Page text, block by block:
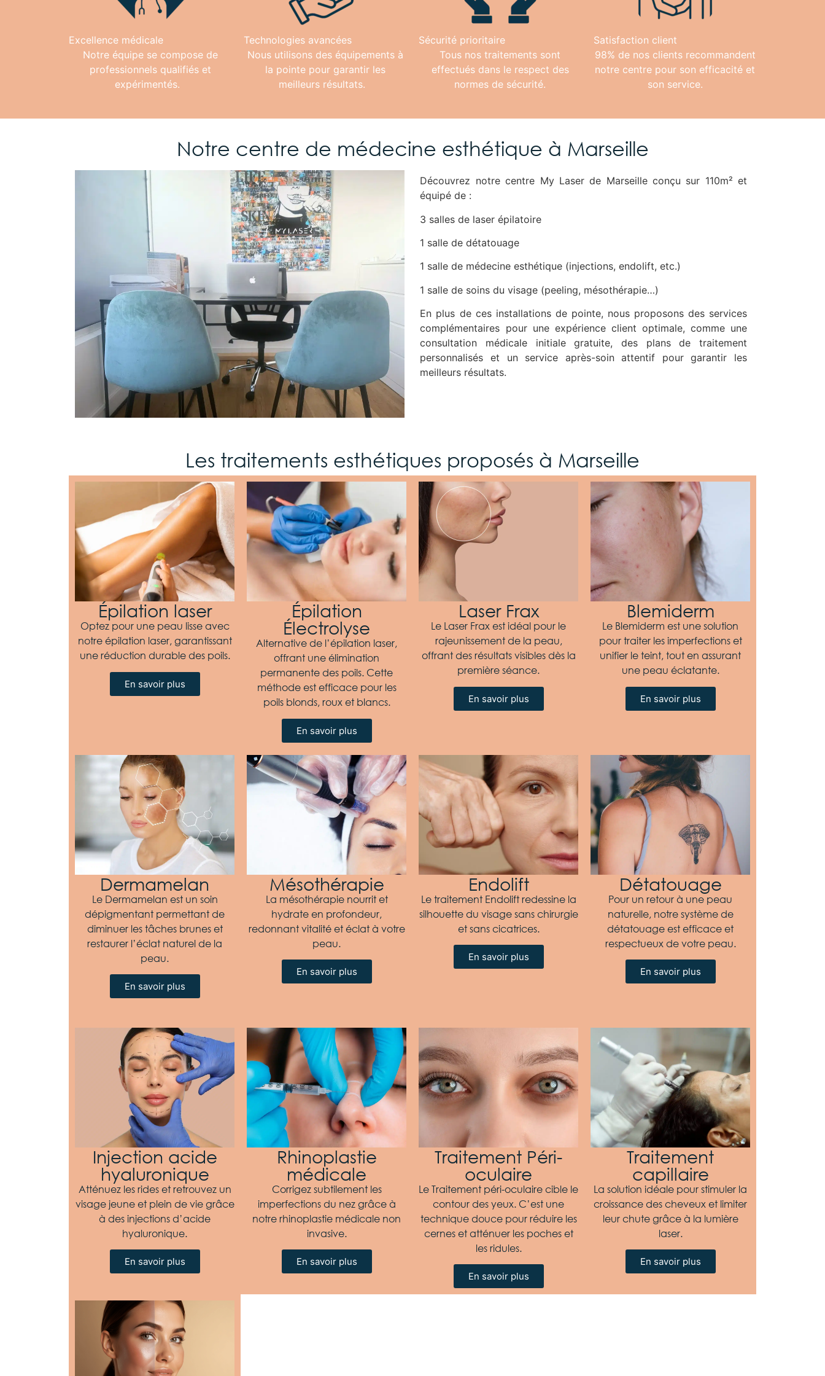
Excellence médicale
Notre équipe se compose de
professionnels qualifiés et
expérimentés.
Technologies avancées
Nous utilisons des équipements à
la pointe pour garantir les
meilleurs résultats.
Sécurité prioritaire
Tous nos traitements sont
effectués dans le respect des
normes de sécurité.
Satisfaction client
98% de nos clients recommandent
notre centre pour son efficacité et
son service.
Notre centre de médecine esthétique à Marseille
Découvrez notre centre My Laser de Marseille conçu sur 110m² et
équipé de :
3 salles de laser épilatoire
1 salle de détatouage
1 salle de médecine esthétique (injections, endolift, etc.)
1 salle de soins du visage (peeling, mésothérapie…)
En plus de ces installations de pointe, nous proposons des services
complémentaires pour une expérience client optimale, comme une
consultation médicale initiale gratuite, des plans de traitement
personnalisés et un service après-soin attentif pour garantir les
meilleurs résultats.
Les traitements esthétiques proposés à Marseille
Épilation laser
Optez pour une peau lisse avec
notre épilation laser, garantissant
une réduction durable des poils.
En savoir plus
Épilation
Électrolyse
Alternative de l’épilation laser,
offrant une élimination
permanente des poils. Cette
méthode est efficace pour les
poils blonds, roux et blancs.
En savoir plus
Laser Frax
Le Laser Frax est idéal pour le
rajeunissement de la peau,
offrant des résultats visibles dès la
première séance.
En savoir plus
Blemiderm
Le Blemiderm est une solution
pour traiter les imperfections et
unifier le teint, tout en assurant
une peau éclatante.
En savoir plus
Dermamelan
Le Dermamelan est un soin
dépigmentant permettant de
diminuer les tâches brunes et
restaurer l’éclat naturel de la
peau.
En savoir plus
Mésothérapie
La mésothérapie nourrit et
hydrate en profondeur,
redonnant vitalité et éclat à votre
peau.
En savoir plus
Endolift
Le traitement Endolift redessine la
silhouette du visage sans chirurgie
et sans cicatrices.
En savoir plus
Détatouage
Pour un retour à une peau
naturelle, notre système de
détatouage est efficace et
respectueux de votre peau.
En savoir plus
Injection acide
hyaluronique
Atténuez les rides et retrouvez un
visage jeune et plein de vie grâce
à des injections d’acide
hyaluronique.
En savoir plus
Rhinoplastie
médicale
Corrigez subtilement les
imperfections du nez grâce à
notre rhinoplastie médicale non
invasive.
En savoir plus
Traitement Péri-
oculaire
Le Traitement péri-oculaire cible le
contour des yeux. C’est une
technique douce pour réduire les
cernes et atténuer les poches et
les ridules.
En savoir plus
Traitement
capillaire
La solution idéale pour stimuler la
croissance des cheveux et limiter
leur chute grâce à la lumière
laser.
En savoir plus